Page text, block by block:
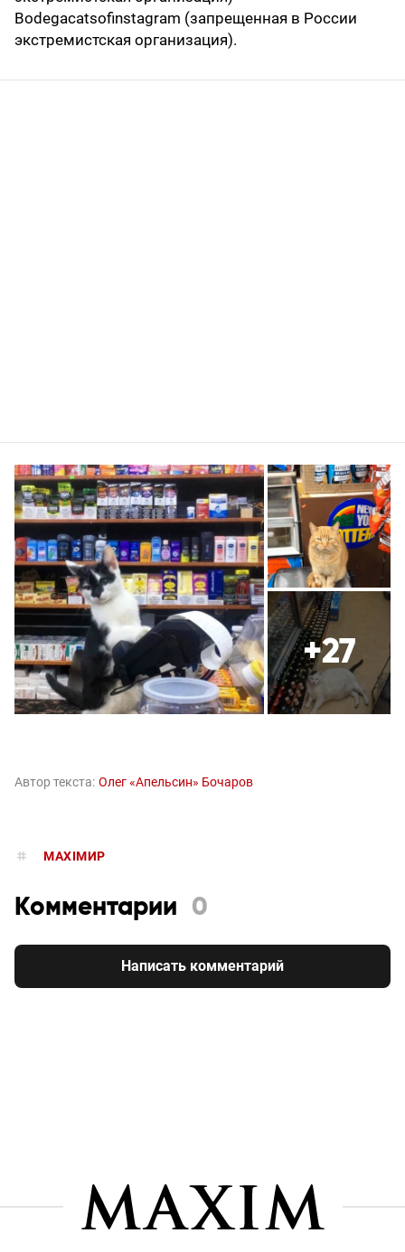
Bodegacatsofinstagram (запрещенная в России
экстремистская организация).
+27
Автор текста: Олег «Апельсин» Бочаров
MAXIMИР
Комментарии 0
Написать комментарий